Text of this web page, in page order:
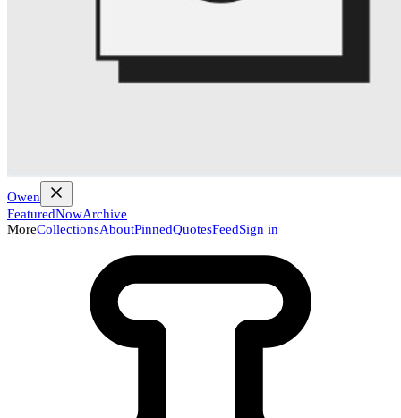
Owen
FeaturedNowArchive
MoreCollectionsAboutPinnedQuotesFeedSign in